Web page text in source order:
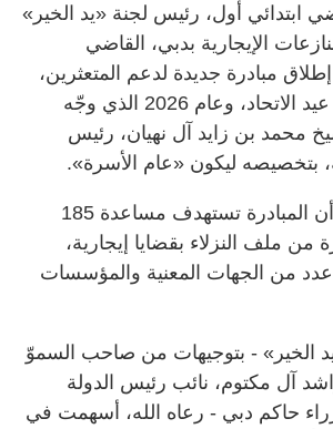
ابتدائي أول، رئيس لجنة «يد الخير»
الإيجارية بدبي، القاضي
مبادرة جديدة لدعم المتعثرين،
وذلك بالتزامن مع عيد الاتحاد، وعام 2026 الذي وجّه
محمد بن زايد آل نهيان، رئيس
بتخصيصه ليكون «عام الأسرة».
وأشار أنوهي إلى أن المبادرة تستهدف مساعدة 185
من ملف النزلاء بقضايا إيجارية،
عدد من الجهات المعنية والمؤسسات
الخير» - بتوجيهات من صاحب السموّ
آل مكتوم، نائب رئيس الدولة
حاكم دبي - رعاه الله، أسهمت في